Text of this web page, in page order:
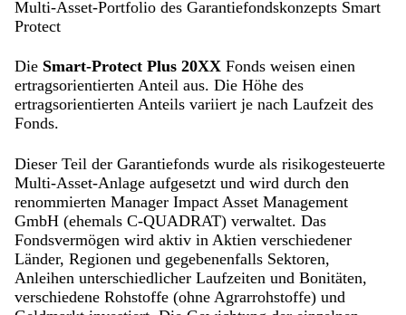
218 KB | PDF
Smart Protect Plus 2027
218 KB | PDF
Smart Protect Plus 2028
218 KB | PDF
Smart Protect Plus 2029
Multi-Asset-Portfolio des Garantiefondskonzepts Smart
Protect
Die Smart-Protect Plus 20XX Fonds weisen einen
ertragsorientierten Anteil aus. Die Höhe des
ertragsorientierten Anteils variiert je nach Laufzeit des
Fonds.
Dieser Teil der Garantiefonds wurde als risikogesteuerte
Multi-Asset-Anlage aufgesetzt und wird durch den
renommierten Manager Impact Asset Management
GmbH (ehemals C-QUADRAT) verwaltet. Das
Fondsvermögen wird aktiv in Aktien verschiedener
Länder, Regionen und gegebenenfalls Sektoren,
Anleihen unterschiedlicher Laufzeiten und Bonitäten,
verschiedene Rohstoffe (ohne Agrarrohstoffe) und